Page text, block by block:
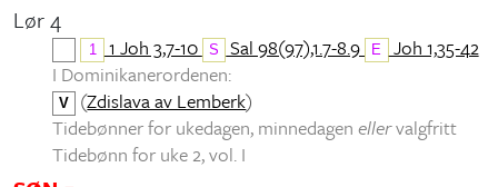
Lør 4
1 1 Joh 3,7-10 S Sal 98(97),1.7-8.9 E Joh 1,35-42
I Dominikanerordenen:
V (Zdislava av Lemberk)
Tidebønner for ukedagen, minnedagen ellervalgfritt
Tidebønn for uke 2, vol. I